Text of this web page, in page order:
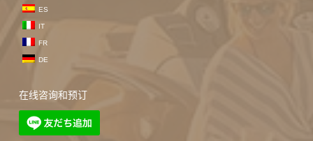
ES
IT
FR
DE
在线咨询和预订